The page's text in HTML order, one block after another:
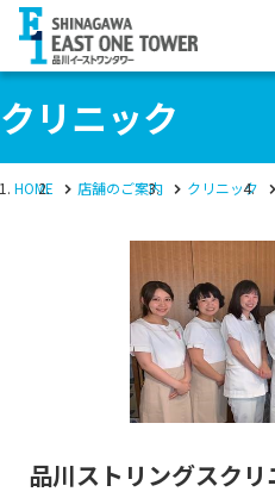
クリニック
HOME 店舗のご案内 クリニック
品川ストリングスクリ